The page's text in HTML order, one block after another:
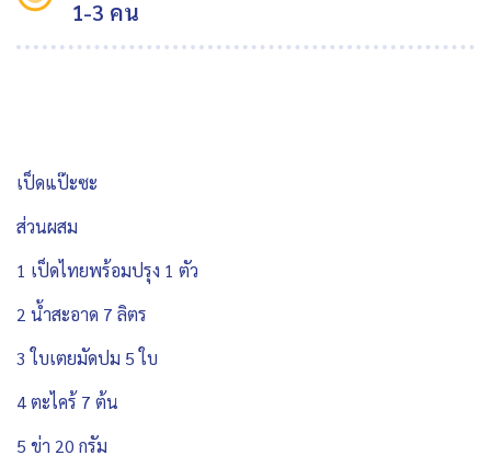
1-3 คน
เป็ดแป๊ะซะ
ส่วนผสม
1 เป็ดไทยพร้อมปรุง 1 ตัว
2 น้ำสะอาด 7 ลิตร
3 ใบเตยมัดปม 5 ใบ
4 ตะไคร้ 7 ต้น
5 ข่า 20 กรัม